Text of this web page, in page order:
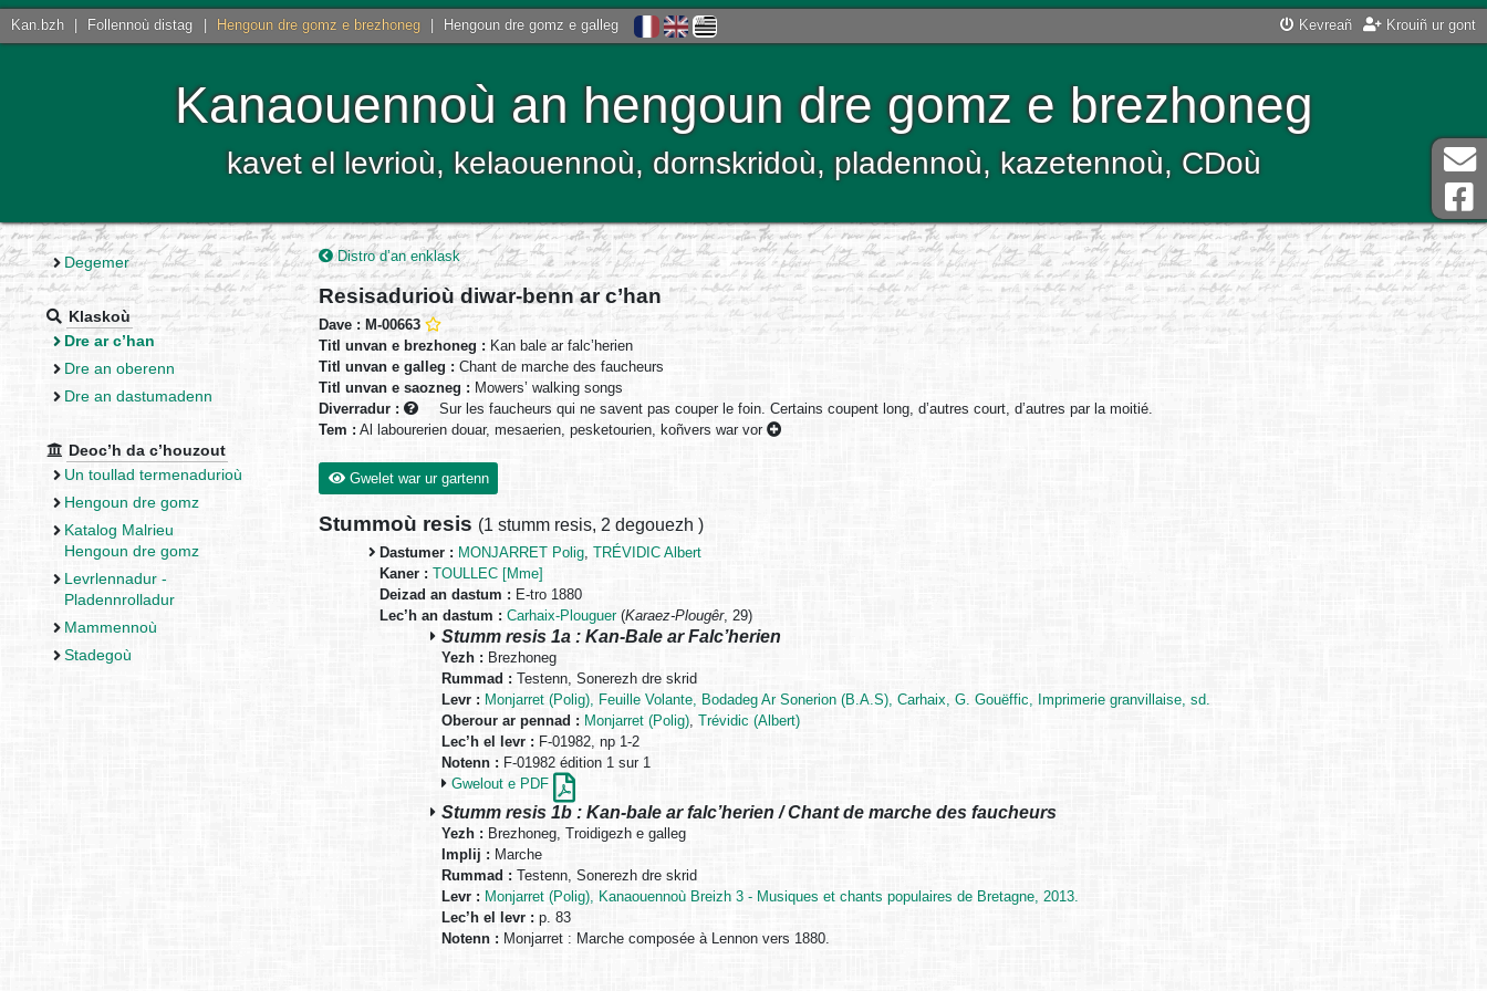
Kan.bzh Follennoù distag Hengoun dre gomz e brezhoneg Hengoun dre gomz e galleg Kevreañ Krouiñ ur gont
Kanaouennoù an hengoun dre gomz e brezhoneg
kavet el levrioù, kelaouennoù, dornskridoù, pladennoù, kazetennoù, CDoù
Degemer
Klaskoù
Dre ar c’han
Dre an oberenn
Dre an dastumadenn
Deoc’h da c’houzout
Un toullad termenadurioù
Hengoun dre gomz
Katalog Malrieu
Hengoun dre gomz
Levrlennadur -
Pladennrolladur
Mammennoù
Stadegoù
Distro d’an enklask
Resisadurioù diwar-benn ar c’han
Dave : M-00663
Titl unvan e brezhoneg : Kan bale ar falc’herien
Titl unvan e galleg : Chant de marche des faucheurs
Titl unvan e saozneg : Mowers’ walking songs
Diverradur :
Sur les faucheurs qui ne savent pas couper le foin. Certains coupent long, d’autres court, d’autres par la moitié.
Tem : Al labourerien douar, mesaerien, pesketourien, koñvers war vor
Gwelet war ur gartenn
Stummoù resis (1 stumm resis, 2 degouezh )
Dastumer : MONJARRET Polig,TRÉVIDIC Albert
Kaner : TOULLEC [Mme]
Deizad an dastum : E-tro 1880
Lec’h an dastum : Carhaix-Plouguer(Karaez-Plougêr, 29)
Stumm resis 1a : Kan-Bale ar Falc’herien
Yezh : Brezhoneg
Rummad : Testenn, Sonerezh dre skrid
Levr : Monjarret (Polig), Feuille Volante, Bodadeg Ar Sonerion (B.A.S), Carhaix, G. Gouëffic, Imprimerie granvillaise, sd.
Oberour ar pennad : Monjarret (Polig), Trévidic (Albert)
Lec’h el levr : F-01982, np 1-2
Notenn : F-01982 édition 1 sur 1
Gwelout e PDF
Stumm resis 1b : Kan-bale ar falc’herien / Chant de marche des faucheurs
Yezh : Brezhoneg, Troidigezh e galleg
Implij : Marche
Rummad :Testenn, Sonerezh dre skrid
Levr : Monjarret (Polig), Kanaouennoù Breizh 3 - Musiques et chants populaires de Bretagne, 2013.
Lec’h el levr : p. 83
Notenn :Monjarret : Marche composée à Lennon vers 1880.